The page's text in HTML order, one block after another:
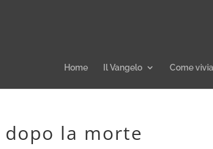
Home Il Vangelo Come
dopo la morte